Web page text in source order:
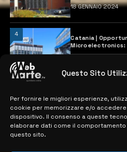
Questo Sito
Per fornire le migliori esperienze,
cookie per memorizzare e/o
dispositivo. Il consenso a queste
elaborare dati come il comportamento
questo sito.
18 GENNAIO 2024
4
Catania |
Microelectronics:
previste
MAPPA DEL SITO
> NOTIZIE